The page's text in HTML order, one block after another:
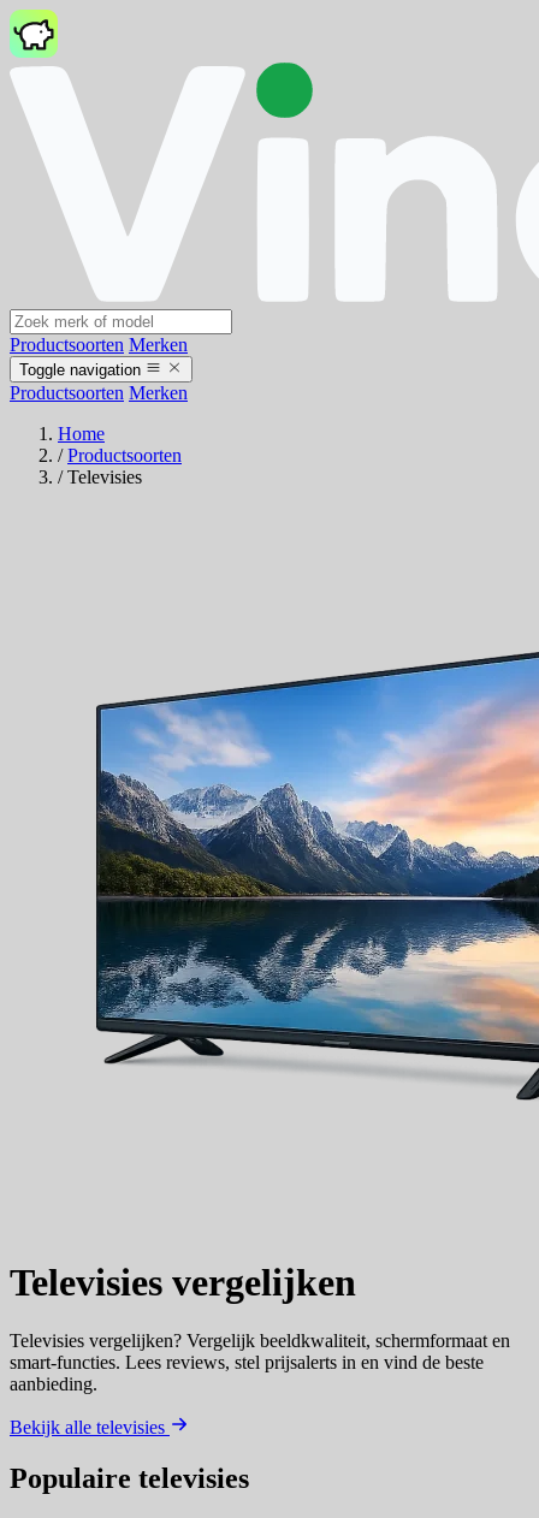
Productsoorten Merken
Toggle navigation
Productsoorten Merken
Home
/ Productsoorten
/ Televisies
Televisies vergelijken
Televisies vergelijken? Vergelijk beeldkwaliteit, schermformaat en
smart-functies. Lees reviews, stel prijsalerts in en vind de beste
aanbieding.
Bekijk alle televisies
Populaire televisies